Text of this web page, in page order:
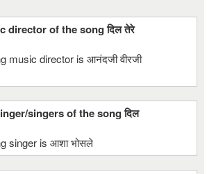
director of the song दिल तेरे
music director is आनंदजी वीरजी
singers of the song दिल
singer is आशा भोसले